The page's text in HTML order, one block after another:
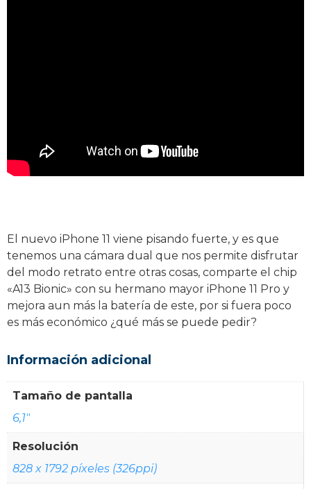
El nuevo iPhone 11 viene pisando fuerte, y es que
tenemos una cámara dual que nos permite disfrutar
del modo retrato entre otras cosas, comparte el chip
«A13 Bionic» con su hermano mayor iPhone 11 Pro y
mejora aun más la batería de este, por si fuera poco
es más económico ¿qué más se puede pedir?
Información adicional
Tamaño de pantalla
6,1"
Resolución
828 x 1792 píxeles (326ppi)